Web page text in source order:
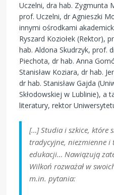
Uczelni, dra hab. Zygmunta
prof. Uczelni, dr Agnieszki
innymi ośrodkami
Ryszard Koziołek (Rektor),
hab. Aldona Skudrzyk, prof.
Piechota, dr hab. Anna
Stanisław Koziara, dr hab.
dr hab. Stanisław Gajda
Skłodowskiej w Lublinie), a
literatury, rektor
[…] Studia i szkice, które
tradycyjne, niezmienne i
edukacji… Nawiązują
Wilkoń rozważał w
m.in. pytania: